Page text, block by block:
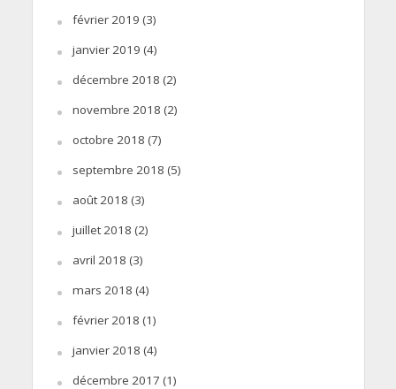
février 2019 (3)
janvier 2019 (4)
décembre 2018 (2)
novembre 2018 (2)
octobre 2018 (7)
septembre 2018 (5)
août 2018 (3)
juillet 2018 (2)
avril 2018 (3)
mars 2018 (4)
février 2018 (1)
janvier 2018 (4)
décembre 2017 (1)